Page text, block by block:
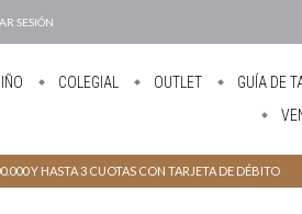
SESIÓN
COLEGIAL OUTLET GUÍA DE
Y HASTA 3 CUOTAS CON TARJETA DE DÉBITO